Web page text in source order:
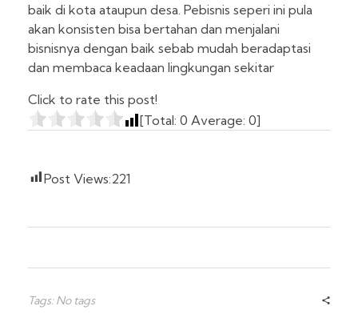
baik di kota ataupun desa. Pebisnis seperi ini pula
akan konsisten bisa bertahan dan menjalani
bisnisnya dengan baik sebab mudah beradaptasi
dan membaca keadaan lingkungan sekitar
Click to rate this post!
[Total: 0 Average: 0]
Post Views:221
Tags: No tags